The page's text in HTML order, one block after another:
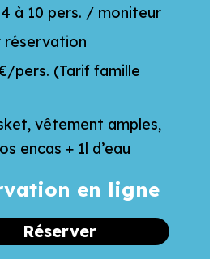
à 10 pers. / moniteur
réservation
pers. (Tarif famille
vêtement amples,
encas + 1l d’eau
en ligne
Réserver